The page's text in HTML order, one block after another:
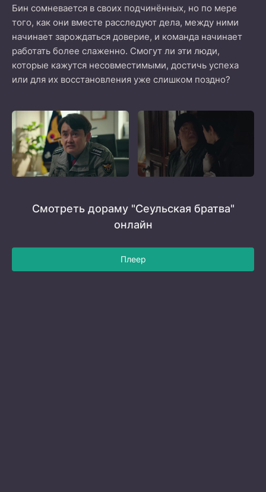
Бин сомневается в своих подчинённых, но по мере
того, как они вместе расследуют дела, между ними
начинает зарождаться доверие, и команда начинает
работать более слаженно. Смогут ли эти люди,
которые кажутся несовместимыми, достичь успеха
или для их восстановления уже слишком поздно?
Смотреть дораму "Сеульская братва"
онлайн
Плеер